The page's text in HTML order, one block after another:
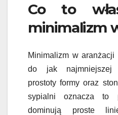
Co to
minimalizm
Minimalizm w
do jak najmniejszej
prostoty formy oraz
sypialni oznacza to
dominują proste